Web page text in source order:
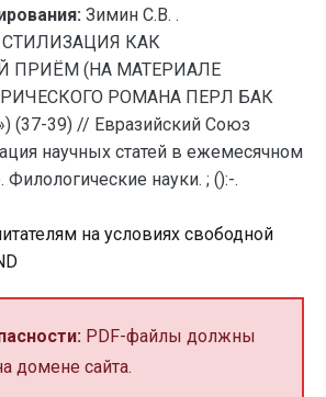
Зимин С.В. .
КАК
ПРИЁМ (НА МАТЕРИАЛЕ
РОМАНА ПЕРЛ БАК
39) // Евразийский Союз
научных статей в ежемесячном
науки. ; ():-.
на условиях свободной
PDF-файлы должны
домене сайта.